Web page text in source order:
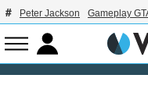
Peter Jackson Gameplay